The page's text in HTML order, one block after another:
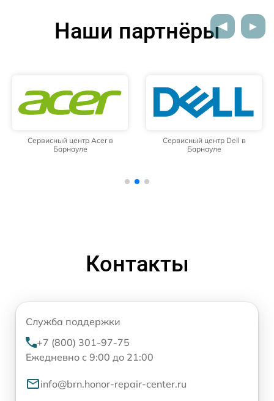
Наши партнёры
Сервисный центр Acer в
Барнауле
Сервисный центр Dell в
Барнауле
Контакты
Служба поддержки
+7 (800) 301-97-75
Ежедневно с 9:00 до 21:00
info@brn.honor-repair-center.ru